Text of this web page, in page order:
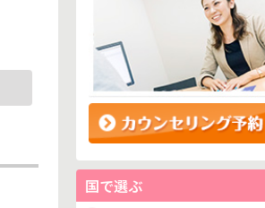
国で選ぶ